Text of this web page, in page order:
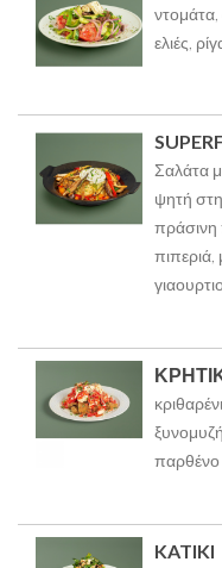
ντομάτα,
ελιές,
Σαλάτα
ψητή
πράσινη
παρθένο
KATIKI